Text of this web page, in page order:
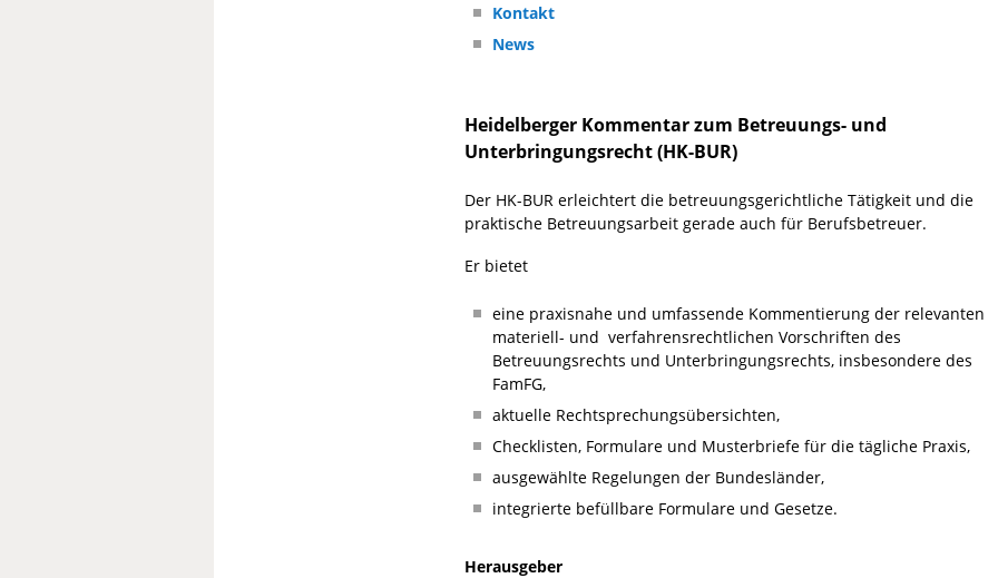
Kontakt
News
Heidelberger Kommentar zum Betreuungs- und
Unterbringungsrecht (HK-BUR)
Der HK-BUR erleichtert die betreuungsgerichtliche Tätigkeit und die
praktische Betreuungsarbeit gerade auch für Berufsbetreuer.
Er bietet
eine praxisnahe und umfassende Kommentierung der relevanten
materiell- und verfahrensrechtlichen Vorschriften des
Betreuungsrechts und Unterbringungsrechts, insbesondere des
FamFG,
aktuelle Rechtsprechungsübersichten,
Checklisten, Formulare und Musterbriefe für die tägliche Praxis,
ausgewählte Regelungen der Bundesländer,
integrierte befüllbare Formulare und Gesetze.
Herausgeber